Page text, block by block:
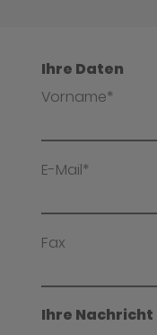
Ihre Daten
Vorname*
E-Mail*
Fax
Ihre Nachricht